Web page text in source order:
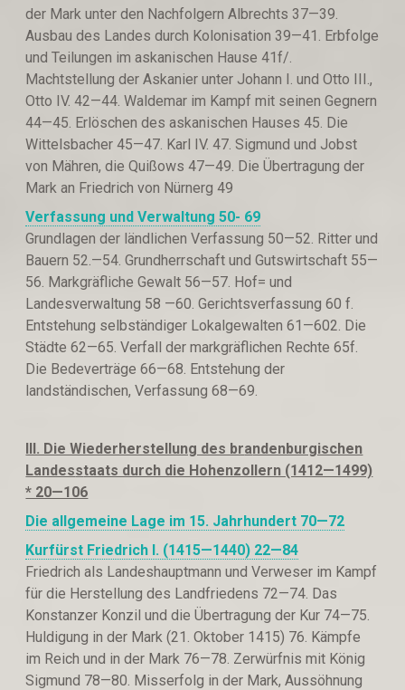
der Mark unter den Nachfolgern Albrechts 37—39.
Ausbau des Landes durch Kolonisation 39—41. Erbfolge
und Teilungen im askanischen Hause 41f/.
Machtstellung der Askanier unter Johann I. und Otto III.,
Otto IV. 42—44. Waldemar im Kampf mit seinen Gegnern
44—45. Erlöschen des askanischen Hauses 45. Die
Wittelsbacher 45—47. Karl IV. 47. Sigmund und Jobst
von Mähren, die Quißows 47—49. Die Übertragung der
Mark an Friedrich von Nürnerg 49
Verfassung und Verwaltung 50- 69
Grundlagen der ländlichen Verfassung 50—52. Ritter und
Bauern 52.—54. Grundherrschaft und Gutswirtschaft 55—
56. Markgräfliche Gewalt 56—57. Hof= und
Landesverwaltung 58 —60. Gerichtsverfassung 60 f.
Entstehung selbständiger Lokalgewalten 61—602. Die
Städte 62—65. Verfall der markgräflichen Rechte 65f.
Die Bedeverträge 66—68. Entstehung der
landständischen, Verfassung 68—69.
III. Die Wiederherstellung des brandenburgischen
Landesstaats durch die Hohenzollern (1412—1499)
* 20—106
Die allgemeine Lage im 15. Jahrhundert 70—72
Kurfürst Friedrich I. (1415—1440) 22—84
Friedrich als Landeshauptmann und Verweser im Kampf
für die Herstellung des Landfriedens 72—74. Das
Konstanzer Konzil und die Übertragung der Kur 74—75.
Huldigung in der Mark (21. Oktober 1415) 76. Kämpfe
im Reich und in der Mark 76—78. Zerwürfnis mit König
Sigmund 78—80. Misserfolg in der Mark, Aussöhnung